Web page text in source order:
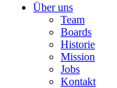
Über uns
Team
Boards
Historie
Mission
Jobs
Kontakt